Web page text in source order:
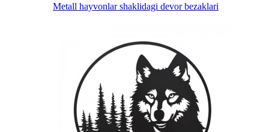
Metall hayvonlar shaklidagi devor bezaklari